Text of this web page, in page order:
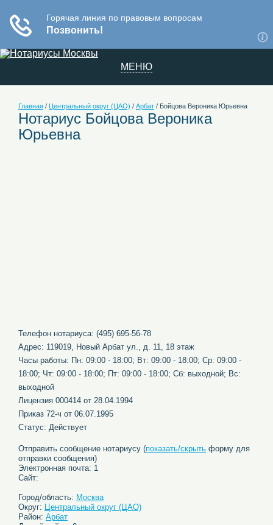
МЕНЮ
Главная / Центральный округ (ЦАО) / Арбат / Бойцова Вероника Юрьевна
Нотариус Бойцова Вероника
Юрьевна
Телефон нотариуса: (495) 695-56-78
Адрес: 119019, Новый Арбат ул., д. 11, 18 этаж
Часы работы: Пн: 09:00 - 18:00; Вт: 09:00 - 18:00; Ср: 09:00 -
18:00; Чт: 09:00 - 18:00; Пт: 09:00 - 18:00; Сб: выходной; Вс:
выходной
Лицензия 000414 от 28.04.1994
Приказ 72-ч от 06.07.1995
Статус: Действует
Отправить сообщение нотариусу (показать/скрыть форму для
отправки сообщения)
Электронная почта: 1
Сайт:
Город/область: Москва
Округ: Центральный округ (ЦАО)
Район: Арбат